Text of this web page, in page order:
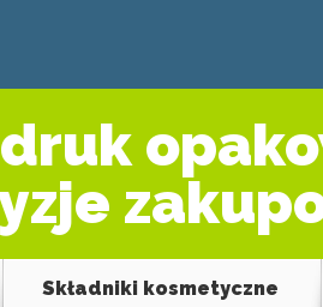
Składniki kosmetyczne